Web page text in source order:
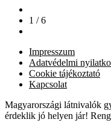
1 / 6
Impresszum
Adatvédelmi
Cookie tájékoztató
Kapcsolat
Magyarországi látnivalók
érdeklik jó helyen jár!